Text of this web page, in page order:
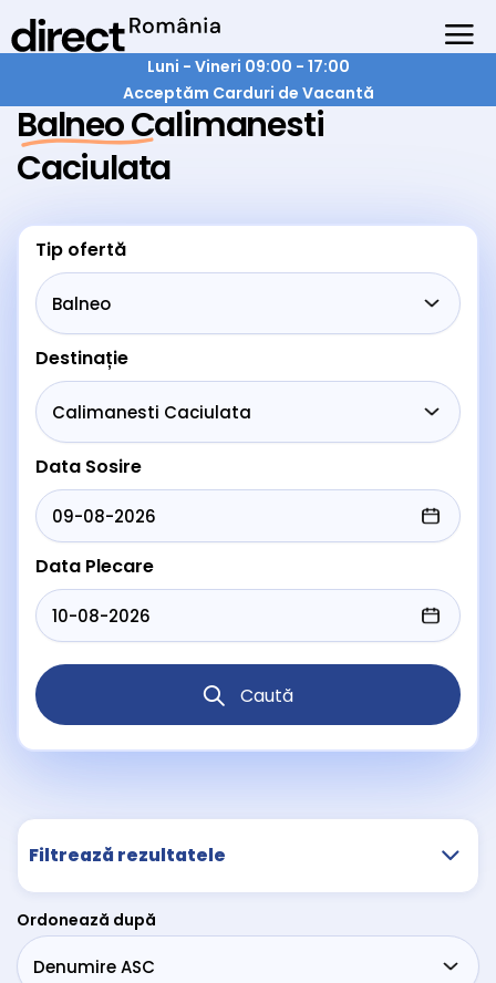
Luni - Vineri 09:00 - 17:00
Acceptăm Carduri de Vacantă
Balneo Calimanesti
Caciulata
Tip ofertă
Destinație
Data Sosire
Data Plecare
Caută
Filtrează rezultatele
Ordonează după